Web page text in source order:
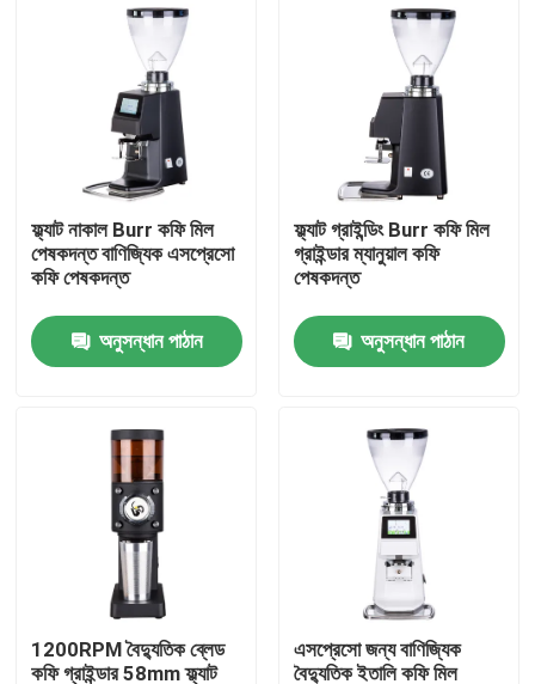
VR প্রদর্শন
আমাদের সম্পর্কে
কারখানা ভ্রমণ
মান নিয়ন্ত্রণ
যোগাযোগ করুন
কফি বিন গ্রাইন্ডার
Burr কফি পেষকদন্ত
ফ্ল্যাট নাকাল Burr কফি মিল
পেষকদন্ত বাণিজ্যিক এসপ্রেসো
কফি পেষকদন্ত
অনুসন্ধান পাঠান
ফ্ল্যাট গ্রাইন্ডিং Burr কফি মিল
গ্রাইন্ডার ম্যানুয়াল কফি
পেষকদন্ত
অনুসন্ধান পাঠান
1200RPM বৈদ্যুতিক ব্লেড
কফি গ্রাইন্ডার 58mm ফ্ল্যাট
এসপ্রেসো জন্য বাণিজ্যিক
বৈদ্যুতিক ইতালি কফি মিল